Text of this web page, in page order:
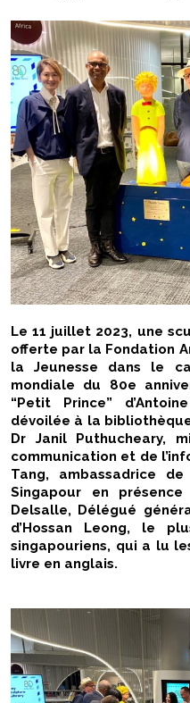
Le 11 juillet 2023, une
offerte par la Fondation
la Jeunesse dans le
mondiale du 80e
“Petit Prince”
dévoilée à la
Dr Janil Puthucheary,
communication et de
Tang, ambassadrice
Singapour en
Delsalle, Délégué
d’Hossan Leong, le
singapouriens, qui a lu
livre en anglais.